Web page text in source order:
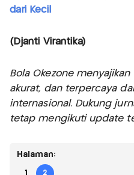
dari Kecil
(Djanti Virantika)
Bola Okezone
akurat, dan terpercaya
internasional. Dukung
tetap mengikuti update
Halaman:
1 2